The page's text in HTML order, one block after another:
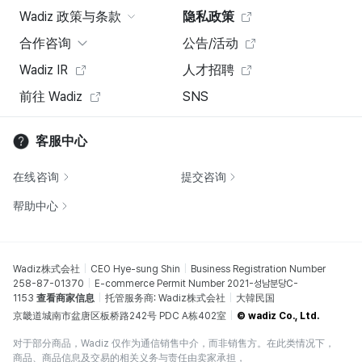
Wadiz 政策与条款
隐私政策
合作咨询
公告/活动
Wadiz IR
人才招聘
前往 Wadiz
SNS
客服中心
在线咨询 提交咨询
帮助中心
Wadiz株式会社 CEO Hye-sung Shin
Business Registration Number
258-87-01370
E-commerce Permit Number 2021-성남분당C-
1153 查看商家信息 托管服务商: Wadiz株式会社
大韓民国
京畿道城南市盆唐区板桥路242号 PDC A栋402室
© wadiz Co., Ltd.
对于部分商品，Wadiz 仅作为通信销售中介，而非销售方。在此类情况下，
商品、商品信息及交易的相关义务与责任由卖家承担，